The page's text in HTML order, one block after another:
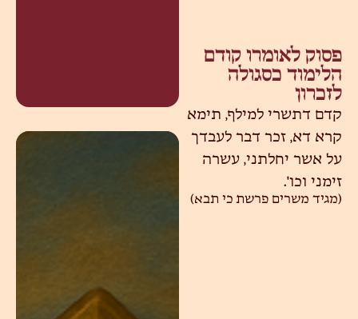
פסוק לאומרו קודם
הלימוד כסגולה
לזכרון
קדם דתשרי למילף, תימא
קרא דא, זכר דבר לעבדך
על אשר יחלתני, עשרה
זימני וכו'.
(מגיד משרים פרשת כי תבא)